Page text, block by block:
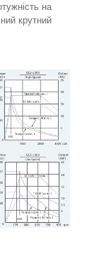
на
крутний